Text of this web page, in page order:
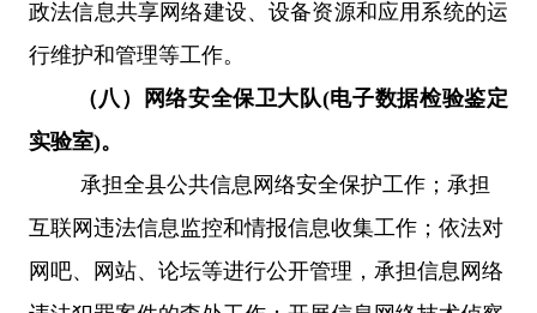
政法信息共享网络建设、设备资源和应用系统的运
行维护和管理等工作。
（八）网络安全保卫大队(电子数据检验鉴定
实验室)。
承担全县公共信息网络安全保护工作；承担
互联网违法信息监控和情报信息收集工作； 依法对
网吧、网站、论坛等进行公开管理， 承担信息网络